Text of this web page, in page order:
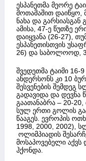
ესპანეთმა მეორე
მოთამაშით დაიწყო,
ნახა და
ამისა, 47-ე წუთზე
დაიყვანა (26-27),
ესპანეთისთვის
26) და საბოლოოდ,
შვედეთმა ტაიმი
ანდერსონს კი 10
შესვენების შემდეგ
გადავიდა და დევნა
გაათანაბრა – 20-
სულ ერთი გოლის
წააგეს. ევროპის
1998, 2000, 2002),
ოლიმპიადის
მოსაპოვებელი აქვს
ჰქონდა.